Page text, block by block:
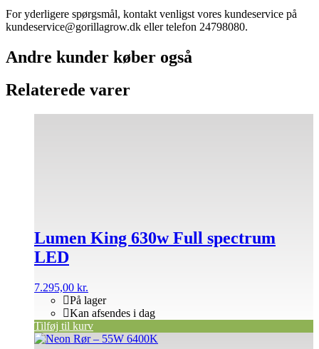
For yderligere spørgsmål, kontakt venligst vores kundeservice på
kundeservice@gorillagrow.dk eller telefon 24798080.
Andre kunder køber også
Relaterede varer
Lumen King 630w Full spectrum
LED
7.295,00 kr.
På lager
Kan afsendes i dag
Tilføj til kurv